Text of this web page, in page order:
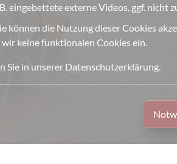
eingebettete externe Videos, ggf. nicht
können die Nutzung dieser Cookies
keine funktionalen Cookies ein.
Sie in unserer Datenschutzerklärung.